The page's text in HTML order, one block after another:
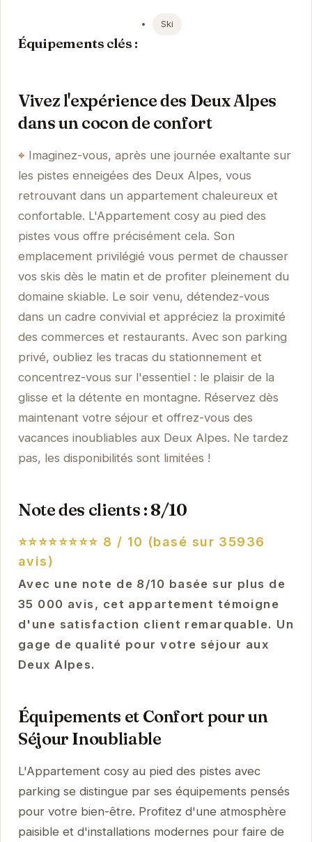
Équipements clés :
Ski
Vivez l'expérience des Deux Alpes
dans un cocon de confort
Imaginez-vous, après une journée exaltante sur
les pistes enneigées des Deux Alpes, vous
retrouvant dans un appartement chaleureux et
confortable. L'Appartement cosy au pied des
pistes vous offre précisément cela. Son
emplacement privilégié vous permet de chausser
vos skis dès le matin et de profiter pleinement du
domaine skiable. Le soir venu, détendez-vous
dans un cadre convivial et appréciez la proximité
des commerces et restaurants. Avec son parking
privé, oubliez les tracas du stationnement et
concentrez-vous sur l'essentiel : le plaisir de la
glisse et la détente en montagne. Réservez dès
maintenant votre séjour et offrez-vous des
vacances inoubliables aux Deux Alpes. Ne tardez
pas, les disponibilités sont limitées !
Note des clients : 8/10
⭐⭐⭐⭐⭐⭐⭐⭐ 8 / 10 (basé sur 35936
avis)
Avec une note de 8/10 basée sur plus de
35 000 avis, cet appartement témoigne
d'une satisfaction client remarquable. Un
gage de qualité pour votre séjour aux
Deux Alpes.
Équipements et Confort pour un
Séjour Inoubliable
L'Appartement cosy au pied des pistes avec
parking se distingue par ses équipements pensés
pour votre bien-être. Profitez d'une atmosphère
paisible et d'installations modernes pour faire de